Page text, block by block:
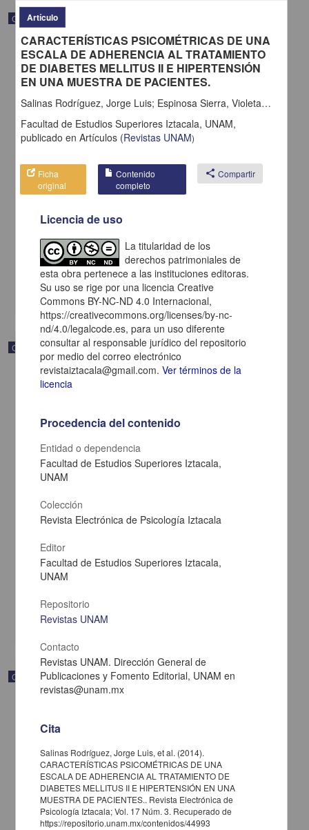
Correspondencia postal
Carta de H. C. Pitman a Francisco I. Madero en la que le solicita
Pitman, H. C.
[sin fecha]
Multidisciplina
Correspondencia postal
Carta de Zeferino Pérez, el general Antonio Rábago se encuentra
en la ranchería de Samalayuca
Pérez, Zeferino
Multidisciplina
Correspondencia postal
Artículo
CARACTERÍSTICAS PSICOMÉTRICAS DE UNA
ESCALA DE ADHERENCIA AL TRATAMIENTO
DE DIABETES MELLITUS II E HIPERTENSIÓN
EN UNA MUESTRA DE PACIENTES.
Salinas Rodríguez, Jorge Luis; Espinosa Sierra, Violeta; González Díaz, Héctor
Facultad de Estudios Superiores Iztacala, UNAM,
publicado enArtículos (Revistas UNAM)
Ficha
original
Contenido
completo
share Compartir
Licencia de uso
La titularidad de los
derechos patrimoniales de
esta obra pertenece a las instituciones editoras.
Su uso se rige por una licencia Creative
Commons BY-NC-ND 4.0 Internacional,
https://creativecommons.org/licenses/by-nc-
nd/4.0/legalcode.es, para un uso diferente
consultar al responsable jurídico del repositorio
por medio del correo electrónico
revistaiztacala@gmail.com.Ver términos de la
licencia
Procedencia del contenido
Entidad o dependencia
Facultad de Estudios Superiores Iztacala,
UNAM
Colección
Revista Electrónica de Psicología Iztacala
Editor
Facultad de Estudios Superiores Iztacala,
UNAM
Repositorio
Revistas UNAM
Contacto
Revistas UNAM. Dirección General de
Publicaciones y Fomento Editorial, UNAM en
revistas@unam.mx
Cita
Salinas Rodríguez, Jorge Luis, et al. (2014).
CARACTERÍSTICAS PSICOMÉTRICAS DE UNA
ESCALA DE ADHERENCIA AL TRATAMIENTO DE
DIABETES MELLITUS II E HIPERTENSIÓN EN UNA
MUESTRA DE PACIENTES.. Revista Electrónica de
Psicología Iztacala; Vol. 17 Núm. 3. Recuperado de
https://repositorio.unam.mx/contenidos/44993